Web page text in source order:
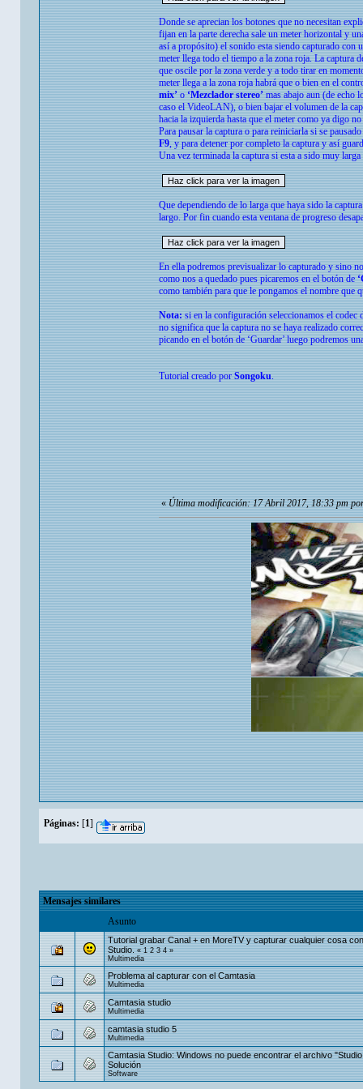
Donde se aprecian los botones que no necesitan
fijan en la parte derecha sale un meter horizontal y
así a propósito) el sonido esta siendo capturado con
meter llega todo el tiempo a la zona roja. La captura
que oscile por la zona verde y a todo tirar en
meter llega a la zona roja habrá que o bien en el
mix’o‘Mezclador stereo’mas abajo aun (de echo
caso el VideoLAN), o bien bajar el volumen de la
hacia la izquierda hasta que el meter como ya digo
Para pausar la captura o para reiniciarla si se
F9, y para detener por completo la captura y así
Una vez terminada la captura si esta a sido muy
Que dependiendo de lo larga que haya sido la
largo. Por fin cuando esta ventana de progreso
En ella podremos previsualizar lo capturado y sino
como nos a quedado pues picaremos en el botón de
como también para que le pongamos el nombre que
Nota:si en la configuración seleccionamos el codec
no significa que la captura no se haya realizado
picando en el botón de ‘Guardar’ luego podremos
Tutorial creado porSongoku.
«Última modificación: 17 Abril 2017, 18:33 pm
Páginas: [1]
Mensajes similares
Asunto
Tutorial grabar Canal + en MoreTV y capturar cualquier cosa
Studio. «1 2 3 4»
Multimedia
Problema al capturar con el Camtasia
Multimedia
Camtasia studio
Multimedia
camtasia studio 5
Multimedia
Camtasia Studio: Windows no puede encontrar el archivo
Solución
Software